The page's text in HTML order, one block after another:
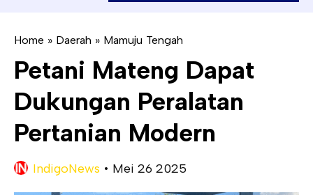
Perizinan Air Tanah melalui Aplikasi SAPO
Kecewa Kapolresta Absen, APPK Mamuju
Soroti Kejanggalan Kasus Tambang Emas Ilegal
Home » Daerah » Mamuju Tengah
Petani Mateng Dapat
Dukungan Peralatan
Pertanian Modern
IndigoNews • Mei 26 2025